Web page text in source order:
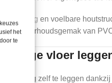
het
te
afwerking en voelbare
het onderhoudsgemak van
vloer
eenvoudig zelf te leggen